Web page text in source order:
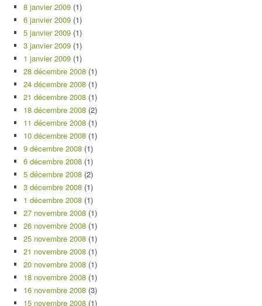
8 janvier 2009 (1)
6 janvier 2009 (1)
5 janvier 2009 (1)
3 janvier 2009 (1)
1 janvier 2009 (1)
28 décembre 2008 (1)
24 décembre 2008 (1)
21 décembre 2008 (1)
18 décembre 2008 (2)
11 décembre 2008 (1)
10 décembre 2008 (1)
9 décembre 2008 (1)
6 décembre 2008 (1)
5 décembre 2008 (2)
3 décembre 2008 (1)
1 décembre 2008 (1)
27 novembre 2008 (1)
26 novembre 2008 (1)
25 novembre 2008 (1)
21 novembre 2008 (1)
20 novembre 2008 (1)
18 novembre 2008 (1)
16 novembre 2008 (3)
15 novembre 2008 (1)